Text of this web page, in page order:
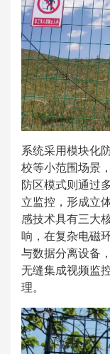
系统采用模块化
校等小范围场景
防区模式则通过
立监控，形成立
感技术具有三大
响，在复杂电磁
与数据分离设备
无缝集成视频监
理。